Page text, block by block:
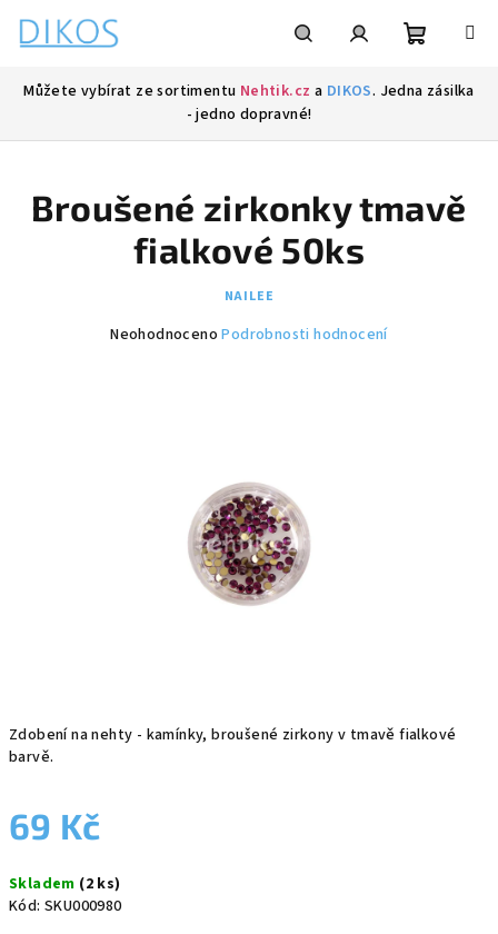
obsah
Můžete vybírat ze sortimentu Nehtik.cz a DIKOS. Jedna zásilka
- jedno dopravné!
Zdobení na nehty - kamínky, broušené zirkony v tmavě fialkové
barvě.
69 Kč
cena:
Skladem (2 ks)
Kód: SKU000980
Broušené zirkonky tmavě
fialkové 50ks
NAILEE
Průměrné
Neohodnoceno Podrobnosti hodnocení